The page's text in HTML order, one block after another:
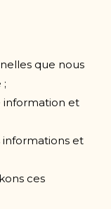
que nous
;
et
et
ces